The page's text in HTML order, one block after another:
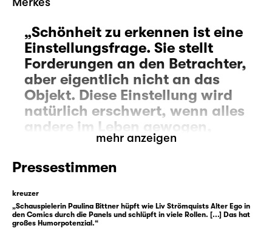
Schönheit zu erkennen ist eine
Einstellungsfrage. Sie stellt
Forderungen an den Betrachter,
aber eigentlich nicht an das
Objekt. Diese Einstellung wird
natürlich erschwert, wenn alles
andere im Leben gewogen,
gemessen, verarbeitet und mit
einem Preisschild versehen ist,
nichts ist unberechenbar,
subversiv. Nur Liebe und Kunst.
Und Schönheit. Das
Vorschreiben von dem, was
mehr anzeigen
Pressestimmen
kreuzer
„Schauspielerin Paulina Bittner hüpft wie Liv Strömquists Alter Ego in
den Comics durch die Panels und schlüpft in viele Rollen. [...] Das hat
großes Humorpotenzial.“